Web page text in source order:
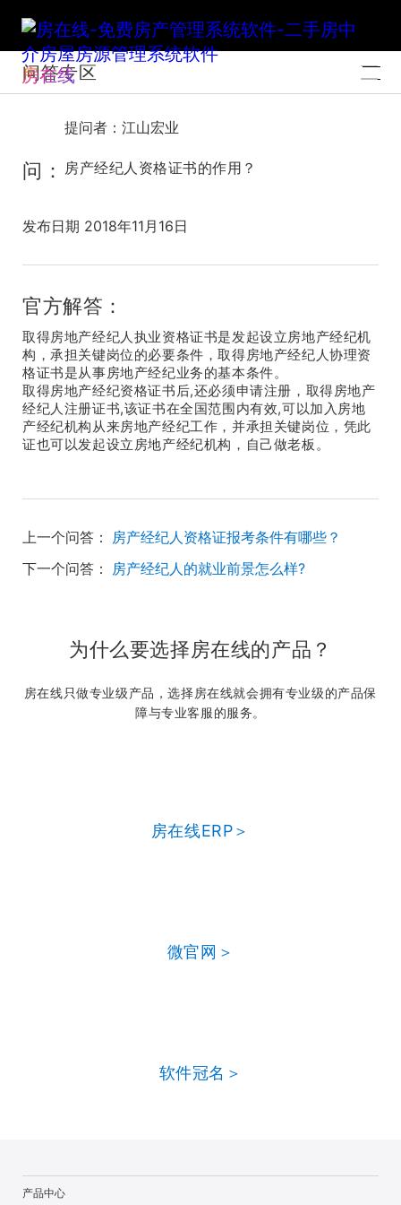
房在线
问答专区
提问者：江山宏业
问： 房产经纪人资格证书的作用？
发布日期 2018年11月16日
官方解答：
取得房地产经纪人执业资格证书是发起设立房地产经纪机
构，承担关键岗位的必要条件，取得房地产经纪人协理资
格证书是从事房地产经纪业务的基本条件。
取得房地产经纪资格证书后,还必须申请注册，取得房地产
经纪人注册证书,该证书在全国范围内有效,可以加入房地
产经纪机构从来房地产经纪工作，并承担关键岗位，凭此
证也可以发起设立房地产经纪机构，自己做老板。
上一个问答： 房产经纪人资格证报考条件有哪些？
下一个问答： 房产经纪人的就业前景怎么样?
为什么要选择房在线的产品？
房在线只做专业级产品，选择房在线就会拥有专业级的产品保
障与专业客服的服务。
房在线ERP＞
微官网＞
软件冠名＞
产品中心